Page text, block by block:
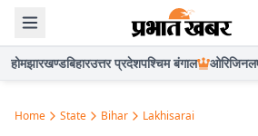
होमझारखण्डबिहारउत्तर प्रदेशपश्चिम बंगाल ओरिजिनल
Home State Bihar Lakhisarai